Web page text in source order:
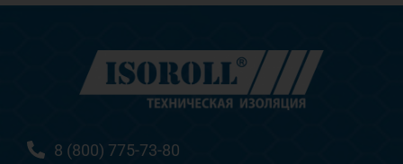
8 (800) 775-73-80